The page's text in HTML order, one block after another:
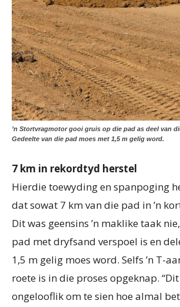
’n Stortvragmotor gooi gruis op die pad as deel van
Gedeelte van die pad moes met 1,5 m gelig word.
7 km in rekordtyd herstel
Hierdie toewyding en spanpoging
dat sowat 7 km van die pad in ’n
Dit was geensins ’n maklike taak
pad met dryfsand verspoel is en
1,5 m gelig moes word. Selfs ’n T-
roete is in die proses opgeknap.
ongelooflik om te sien hoe almal